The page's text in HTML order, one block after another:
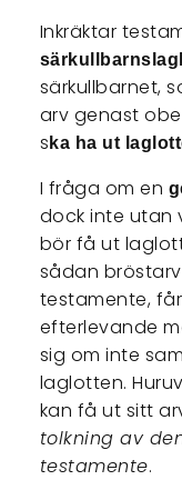
Inkräktar
särkullbarnet,
arv genast
s ka ha ut
I fråga om en
dock inte utan
bör få ut
sådan
testamente,
efterlevande
sig om inte
laglotten.
kan få ut sitt
tolkning av
testamente.